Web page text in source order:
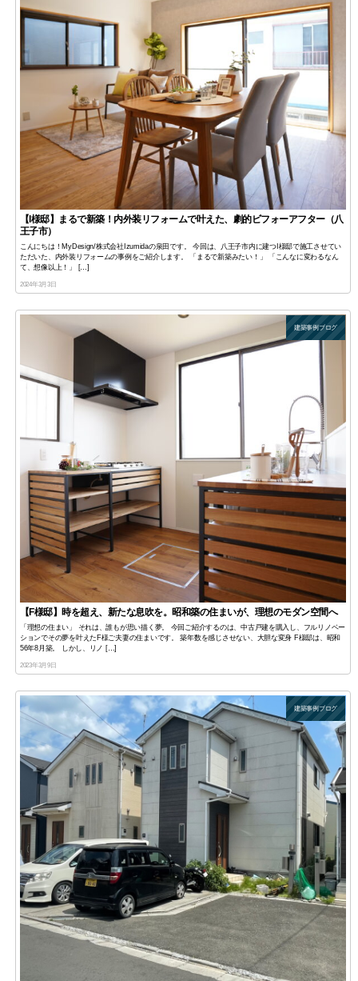
【I様邸】まるで新築！内外装リフォームで叶えた、劇的ビフォーアフター（八
王子市）
こんにちは！MyDesign/株式会社Izumidaの泉田です。 今回は、八王子市内に建つI様邸で施工させてい
ただいた、内外装リフォームの事例をご紹介します。 「まるで新築みたい！」 「こんなに変わるなん
て、想像以上！」 […]
2024年3月3日
建築事例ブログ
【F様邸】時を超え、新たな息吹を。昭和築の住まいが、理想のモダン空間へ
「理想の住まい」 それは、誰もが思い描く夢。 今回ご紹介するのは、中古戸建を購入し、フルリノベー
ションでその夢を叶えたF様ご夫妻の住まいです。 築年数を感じさせない、大胆な変身 F様邸は、昭和
56年8月築。 しかし、リノ […]
2023年3月9日
建築事例ブログ